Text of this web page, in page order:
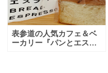
表参道の人気カフェ＆ベ
ーカリー『パンとエスプ